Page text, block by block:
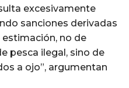
excesivamente
sanciones derivadas
no de
pesca ilegal, sino de
a ojo”, argumentan